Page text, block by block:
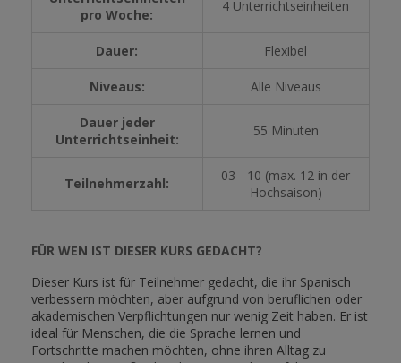
pro Woche:
4 Unterrichtseinheiten
Dauer: Flexibel
Niveaus: Alle Niveaus
Dauer jeder
Unterrichtseinheit:
55 Minuten
Teilnehmerzahl:
03 - 10 (max. 12 in der
Hochsaison)
FÜR WEN IST DIESER KURS GEDACHT?
Dieser Kurs ist für Teilnehmer gedacht, die ihr Spanisch
verbessern möchten, aber aufgrund von beruflichen oder
akademischen Verpflichtungen nur wenig Zeit haben. Er ist
ideal für Menschen, die die Sprache lernen und
Fortschritte machen möchten, ohne ihren Alltag zu